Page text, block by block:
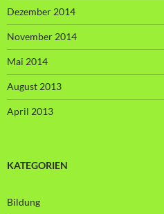
Dezember 2014
November 2014
Mai 2014
August 2013
April 2013
KATEGORIEN
Bildung